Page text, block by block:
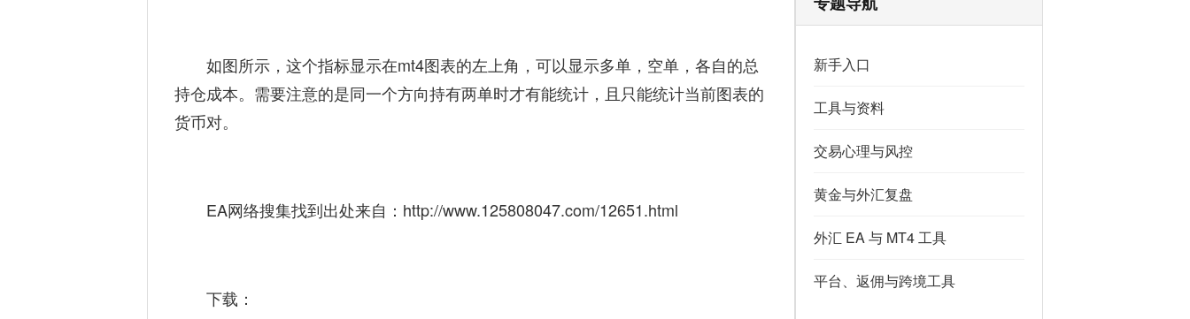
如图所示，这个指标显示在mt4图表的左上角，可以显示多单，空单，各自的总
持仓成本。需要注意的是同一个方向持有两单时才有能统计，且只能统计当前图表的
货币对。
EA网络搜集找到出处来自： http://www.125808047.com/12651.html
下载：
新手入口
工具与资料
交易心理与风控
黄金与外汇复盘
外汇 EA 与 MT4 工具
平台、返佣与跨境工具